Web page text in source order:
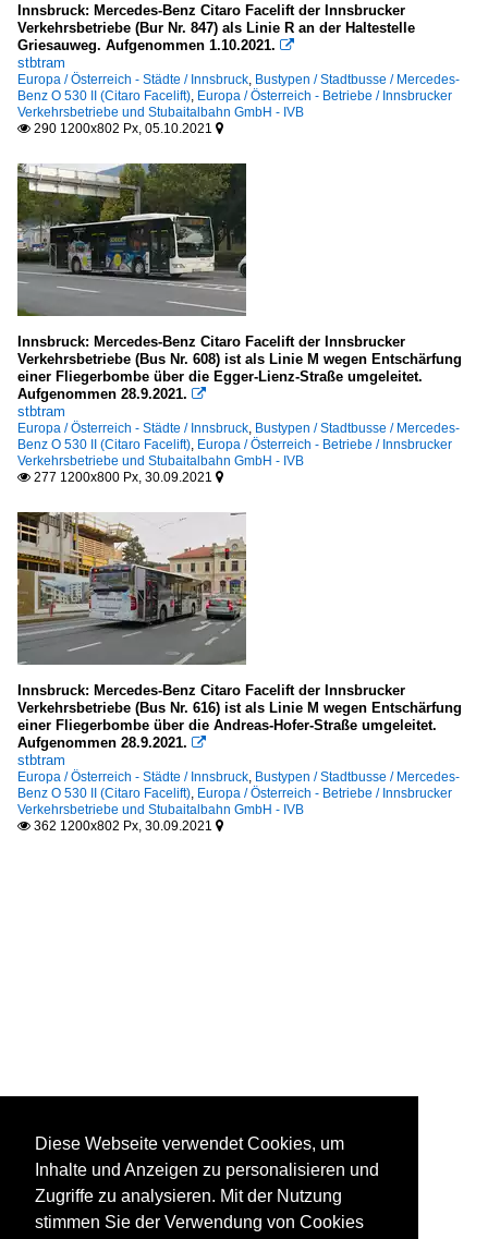
Innsbruck: Mercedes-Benz Citaro Facelift der Innsbrucker
Verkehrsbetriebe (Bur Nr. 847) als Linie R an der Haltestelle
Griesauweg. Aufgenommen 1.10.2021. 
stbtram
Europa / Österreich - Städte / Innsbruck Bustypen / Stadtbusse / Mercedes-
Benz O 530 II (Citaro Facelift) Europa / Österreich - Betriebe / Innsbrucker
Verkehrsbetriebe und Stubaitalbahn GmbH - IVB
 290 1200x802 Px, 05.10.2021 
Innsbruck: Mercedes-Benz Citaro Facelift der Innsbrucker
Verkehrsbetriebe (Bus Nr. 608) ist als Linie M wegen Entschärfung
einer Fliegerbombe über die Egger-Lienz-Straße umgeleitet.
Aufgenommen 28.9.2021. 
stbtram
Europa / Österreich - Städte / Innsbruck Bustypen / Stadtbusse / Mercedes-
Benz O 530 II (Citaro Facelift) Europa / Österreich - Betriebe / Innsbrucker
Verkehrsbetriebe und Stubaitalbahn GmbH - IVB
 277 1200x800 Px, 30.09.2021 
Innsbruck: Mercedes-Benz Citaro Facelift der Innsbrucker
Verkehrsbetriebe (Bus Nr. 616) ist als Linie M wegen Entschärfung
einer Fliegerbombe über die Andreas-Hofer-Straße umgeleitet.
Aufgenommen 28.9.2021. 
stbtram
Europa / Österreich - Städte / Innsbruck Bustypen / Stadtbusse / Mercedes-
Benz O 530 II (Citaro Facelift) Europa / Österreich - Betriebe / Innsbrucker
Verkehrsbetriebe und Stubaitalbahn GmbH - IVB
 362 1200x802 Px, 30.09.2021 
Diese Webseite verwendet Cookies, um
Inhalte und Anzeigen zu personalisieren und
Zugriffe zu analysieren. Mit der Nutzung
stimmen Sie der Verwendung von Cookies